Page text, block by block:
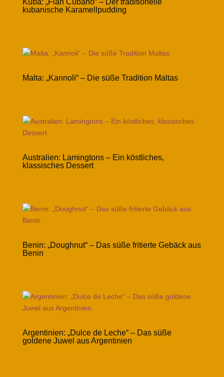
Kuba: „Flan Cubano“ – Der traditionelle
kubanische Karamellpudding
Malta: „Kannoli“ – Die süße Tradition Maltas
Australien: Lamingtons – Ein köstliches,
klassisches Dessert
Benin: „Doughnut“ – Das süße fritierte Gebäck aus
Benin
Argentinien: „Dulce de Leche“ – Das süße
goldene Juwel aus Argentinien